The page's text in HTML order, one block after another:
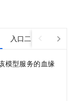
入口二：通过PAI查
模型服务的血缘